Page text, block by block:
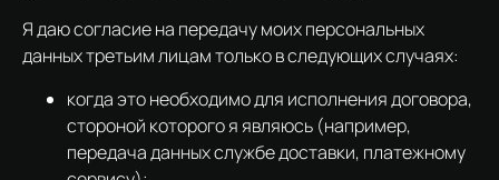
Я даю согласие на передачу моих персональных
данных третьим лицам только в следующих случаях:
когда это необходимо для исполнения договора,
стороной которого я являюсь (например,
передача данных службе доставки, платежному